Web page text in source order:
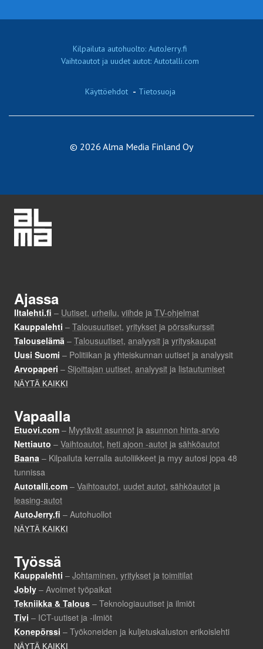
Kilpailuta autohuolto: AutoJerry.fi
Vaihtoautot ja uudet autot: Autotalli.com
Käyttöehdot - Tietosuoja
© 2026 Alma Media Finland Oy